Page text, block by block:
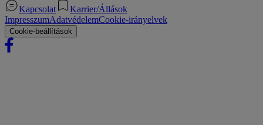
Kapcsolat
Karrier/Állások
ImpresszumAdatvédelemCookie-irányelvek
Cookie-beállítások